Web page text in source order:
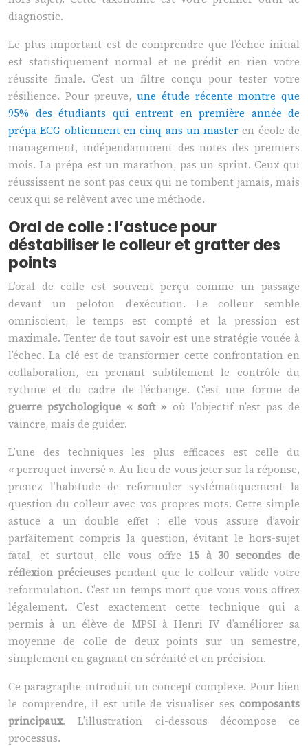
diagnostic.
Le plus important est de comprendre que l’échec initial
est statistiquement normal et ne prédit en rien votre
réussite finale. C’est un filtre conçu pour tester votre
résilience. Pour preuve,une étude récente montre que
95% des étudiants qui entrent en première année de
prépa ECG obtiennent en cinq ans un master en école de
management, indépendamment des notes des premiers
mois. La prépa est un marathon, pas un sprint. Ceux qui
réussissent ne sont pas ceux qui ne tombent jamais, mais
ceux qui se relèvent avec une méthode.
Oral de colle : l’astuce pour
déstabiliser le colleur et gratter des
points
L’oral de colle est souvent perçu comme un passage
devant un peloton d’exécution. Le colleur semble
omniscient, le temps est compté et la pression est
maximale. Tenter de tout savoir est une stratégie vouée à
l’échec. La clé est de transformer cette confrontation en
collaboration, en prenant subtilement le contrôle du
rythme et du cadre de l’échange. C’est une forme de
guerre psychologique « soft » où l’objectif n’est pas de
vaincre, mais de guider.
L’une des techniques les plus efficaces est celle du
« perroquet inversé ». Au lieu de vous jeter sur la réponse,
prenez l’habitude de reformuler systématiquement la
question du colleur avec vos propres mots. Cette simple
astuce a un double effet : elle vous assure d’avoir
parfaitement compris la question, évitant le hors-sujet
fatal, et surtout, elle vous offre 15 à 30 secondes de
réflexion précieuses pendant que le colleur valide votre
reformulation. C’est un temps mort que vous vous offrez
légalement. C’est exactement cette technique qui a
permis à un élève de MPSI à Henri IV d’améliorer sa
moyenne de colle de deux points sur un semestre,
simplement en gagnant en sérénité et en précision.
Ce paragraphe introduit un concept complexe. Pour bien
le comprendre, il est utile de visualiser ses composants
principaux. L’illustration ci-dessous décompose ce
processus.